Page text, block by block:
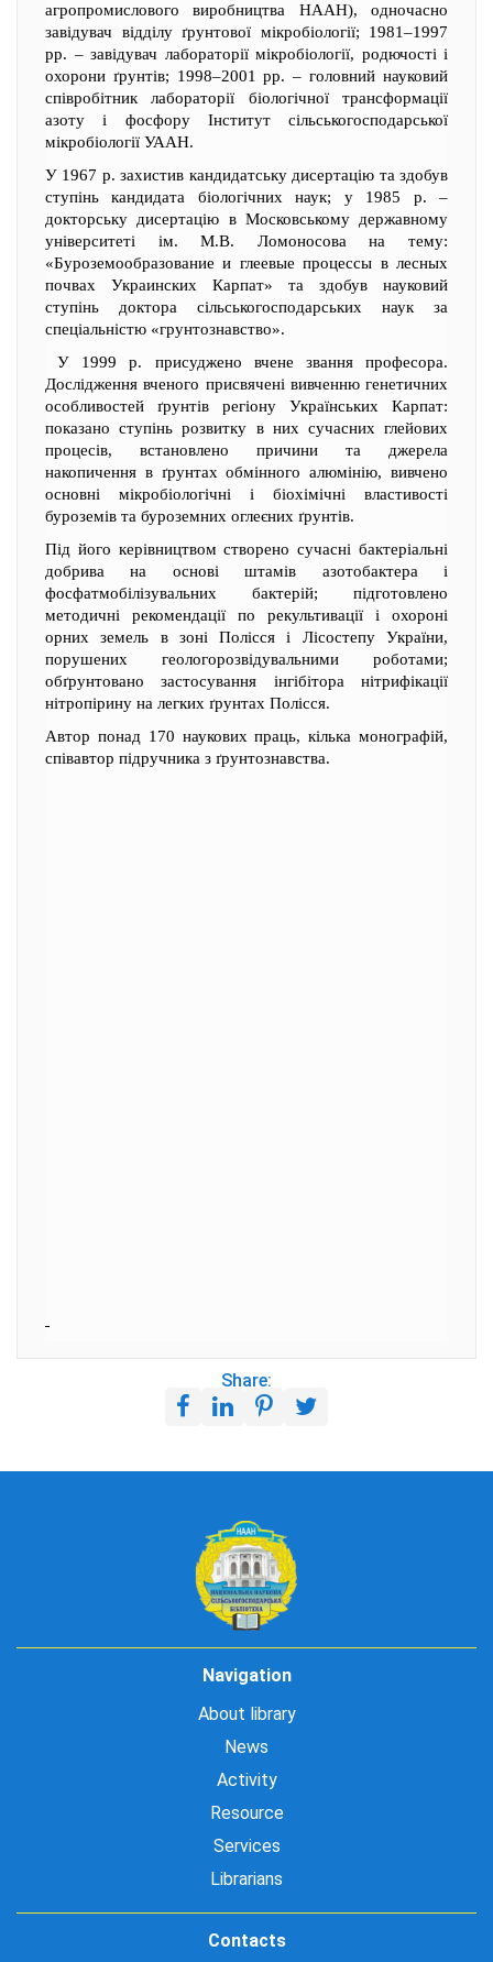
агропромислового виробництва НААН), одночасно
завідувач відділу ґрунтової мікробіології; 1981–1997
рр. – завідувач лабораторії мікробіології, родючості і
охорони ґрунтів; 1998–2001 рр. – головний науковий
співробітник лабораторії біологічної трансформації
азоту і фосфору Інститут сільськогосподарської
мікробіології УААН.
У 1967 р. захистив кандидатську дисертацію та здобув
ступінь кандидата біологічних наук; у 1985 р. –
докторську дисертацію в Московському державному
університеті ім. М.В. Ломоносова на тему:
«Буроземообразование и глеевые процессы в лесных
почвах Украинских Карпат» та здобув науковий
ступінь доктора сільськогосподарських наук за
спеціальністю «грунтознавство».
У 1999 р. присуджено вчене звання професора.
Дослідження вченого присвячені вивченню генетичних
особливостей ґрунтів регіону Українських Карпат:
показано ступінь розвитку в них сучасних глейових
процесів, встановлено причини та джерела
накопичення в ґрунтах обмінного алюмінію, вивчено
основні мікробіологічні і біохімічні властивості
буроземів та буроземних оглеєних ґрунтів.
Під його керівництвом створено сучасні бактеріальні
добрива на основі штамів азотобактера і
фосфатмобілізувальних бактерій; підготовлено
методичні рекомендації по рекультивації і охороні
орних земель в зоні Полісся і Лісостепу України,
порушених геологорозвідувальними роботами;
обґрунтовано застосування інгібітора нітрифікації
нітропірину на легких ґрунтах Полісся.
Автор понад 170 наукових праць, кілька монографій,
співавтор підручника з ґрунтознавства.
Share:
Navigation
About library
News
Activity
Resource
Services
Librarians
Contacts